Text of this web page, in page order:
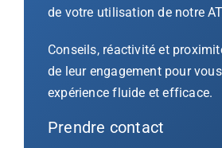
de votre utilisation de notre
Conseils, réactivité et
de leur engagement pour
expérience fluide et efficace.
Prendre contact